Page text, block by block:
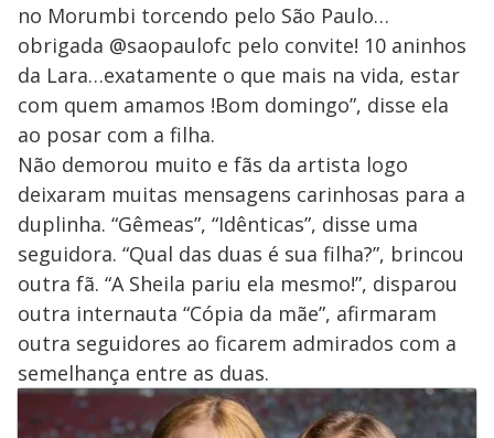
no Morumbi torcendo pelo São Paulo…
obrigada @saopaulofc pelo convite! 10 aninhos
da Lara…exatamente o que mais na vida, estar
com quem amamos !Bom domingo”, disse ela
ao posar com a filha.
Não demorou muito e fãs da artista logo
deixaram muitas mensagens carinhosas para a
duplinha. “Gêmeas”, “Idênticas”, disse uma
seguidora. “Qual das duas é sua filha?”, brincou
outra fã. “A Sheila pariu ela mesmo!”, disparou
outra internauta “Cópia da mãe”, afirmaram
outra seguidores ao ficarem admirados com a
semelhança entre as duas.